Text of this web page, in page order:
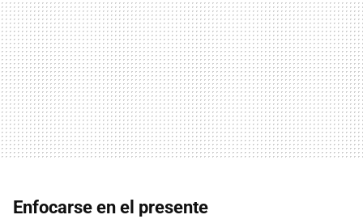
Enfocarse en el presente